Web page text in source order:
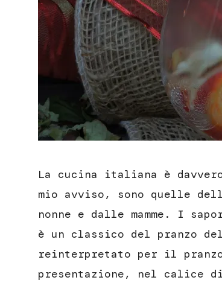
La cucina italiana è
mio avviso, sono quelle
nonne e dalle mamme. I
è un classico del pranzo
reinterpretato per il
presentazione, nel calice